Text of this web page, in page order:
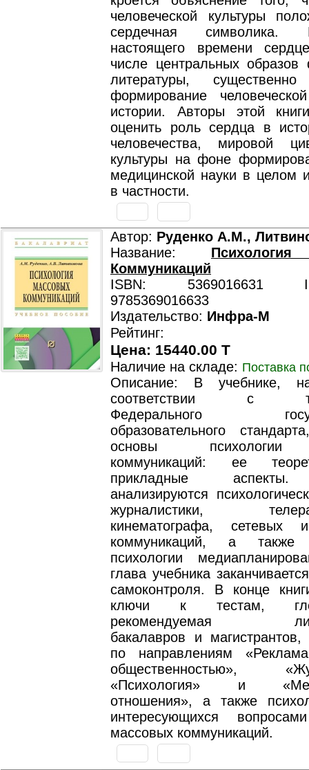
человеческой культуры
сердечная
настоящего времени
числе центральных
литературы,
формирование
истории. Авторы этой
оценить роль сердца в
человечества, мировой
культуры на фоне
медицинской науки в целом
в частности.
Автор: Руденко А.М.,
Название:
Коммуникаций
ISBN: 5369016631
9785369016633
Издательство: Инфра-М
Рейтинг:
Цена: 15440.00 T
Наличие на складе: Поставка
Описание: В учебнике,
соответствии c
Федерального
образовательного
основы психологии
коммуникаций: ее
прикладные
анализируются
журналистики,
кинематографа, сетевых
коммуникаций, а также
психологии
глава учебника
самоконтроля. В конце
ключи к тестам,
рекомендуемая
бакалавров и
по направлениям
общественностью»,
«Психология» и
отношения», а также
интересующихся
массовых коммуникаций.